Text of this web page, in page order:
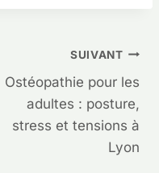
SUIVANT
Ostéopathie pour les
adultes : posture,
stress et tensions à
Lyon